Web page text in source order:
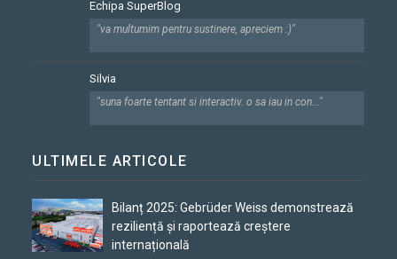
Echipa SuperBlog
"va multumim pentru sustinere, apreciem :)"
Silvia
"suna foarte tentant si interactiv. o sa iau in con..."
ULTIMELE ARTICOLE
Bilanț 2025: Gebrüder Weiss demonstrează
reziliență și raportează creștere
internațională